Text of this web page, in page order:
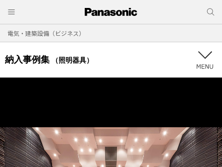
電気・建築設備（ビジネス）
納入事例集 （照明器具）